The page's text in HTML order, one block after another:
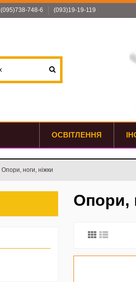
(095)738-748-6 (093)19-19-119
ОСВІТЛЕННЯ
Опори, ноги, ніжки
Опори,